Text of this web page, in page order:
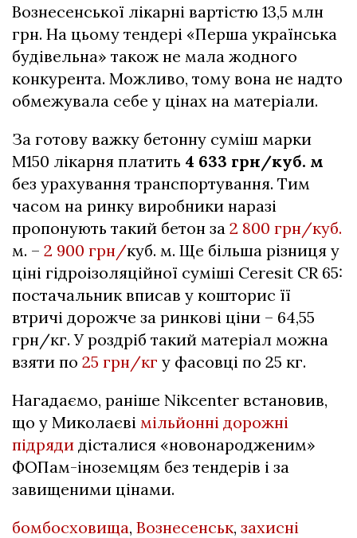
Вознесенської лікарні вартістю 13,5 млн
грн. На цьому тендері «Перша українська
будівельна» також не мала жодного
конкурента. Можливо, тому вона не надто
обмежувала себе у цінах на матеріали.
За готову важку бетонну суміш марки
М150 лікарня платить 4 633 грн/куб. м
без урахування транспортування. Тим
часом на ринку виробники наразі
пропонують такий бетон за 2 800 грн/куб.
м. – 2 900 грн/куб. м. Ще більша різниця у
ціні гідроізоляційної суміші Ceresit CR 65:
постачальник вписав у кошторис її
втричі дорожче за ринкові ціни – 64,55
грн/кг. У роздріб такий матеріал можна
взяти по 25 грн/кг у фасовці по 25 кг.
Нагадаємо, раніше Nikcenter встановив,
що у Миколаєві мільйонні дорожні
підряди дісталися «новонародженим»
ФОПам-іноземцям без тендерів і за
завищеними цінами.
бомбосховища, Вознесенськ, захисні